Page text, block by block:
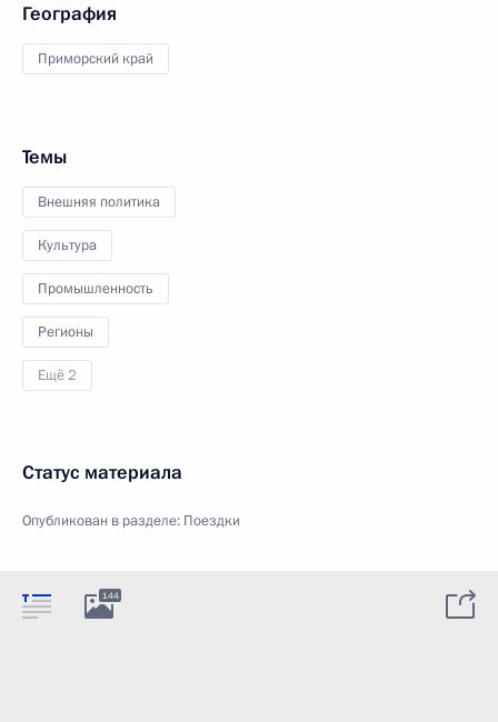
География
Приморский край
Темы
Внешняя политика
Культура
Промышленность
Регионы
Ещё 2
Статус материала
Опубликован в разделе: Поездки
144